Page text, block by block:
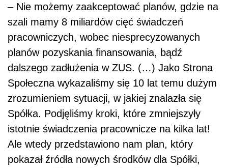
– Nie możemy zaakceptować planów, gdzie na
szali mamy 8 miliardów cięć świadczeń
pracowniczych, wobec niesprecyzowanych
planów pozyskania finansowania, bądź
dalszego zadłużenia w ZUS. (…) Jako Strona
Społeczna wykazaliśmy się 10 lat temu dużym
zrozumieniem sytuacji, w jakiej znalazła się
Spółka. Podjęliśmy kroki, które zmniejszyły
istotnie świadczenia pracownicze na kilka lat!
Ale wtedy przedstawiono nam plan, który
pokazał źródła nowych środków dla Spółki,